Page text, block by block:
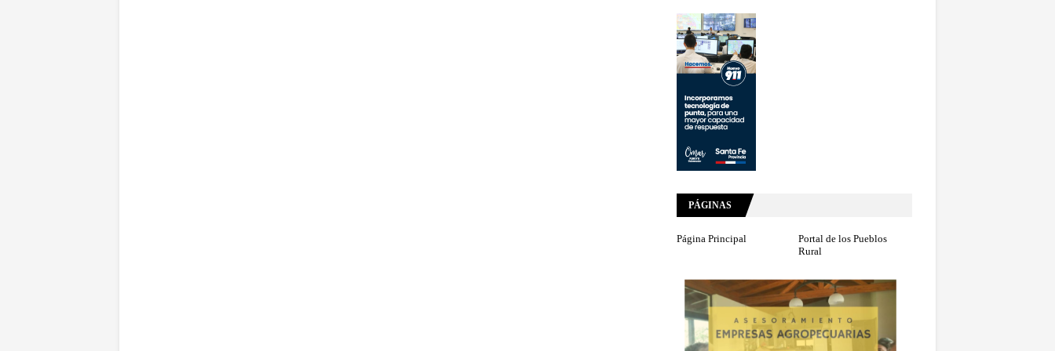
PÁGINAS
Página Principal
Portal de los Pueblos
Rural